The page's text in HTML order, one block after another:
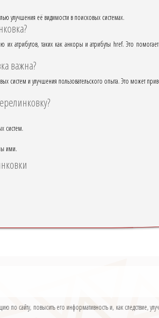
улучшения её видимости в поисковых системах.
атрибутов, таких как анкоры и атрибуты href. Это
важна?
систем и улучшения пользовательского опыта. Это может
систем.
ими.
по сайту, повысить его информативность и, как следствие,